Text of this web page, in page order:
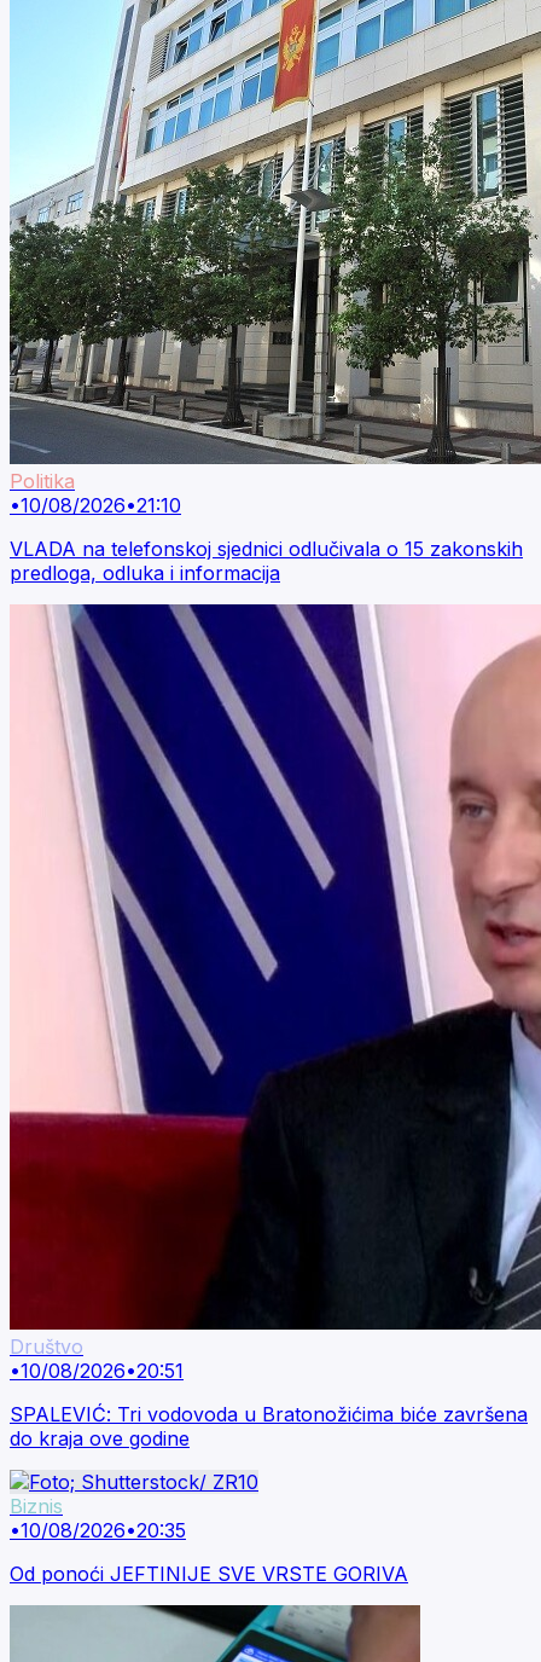
Politika
•10/08/2026•21:10
VLADA na telefonskoj sjednici odlučivala o 15 zakonskih
predloga, odluka i informacija
Društvo
•10/08/2026•20:51
SPALEVIĆ: Tri vodovoda u Bratonožićima biće završena
do kraja ove godine
Biznis
•10/08/2026•20:35
Od ponoći JEFTINIJE SVE VRSTE GORIVA